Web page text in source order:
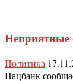
Неприятные
Политика
Нацбанк